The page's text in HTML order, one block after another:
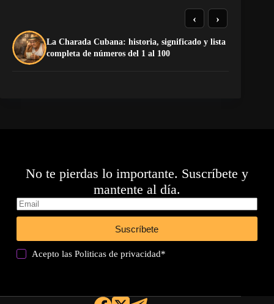
La Charada Cubana: historia, significado y lista
completa de números del 1 al 100
‹ ›
No te pierdas lo importante. Suscríbete y
mantente al día.
Suscríbete
Acepto lasPoliticas de privacidad*